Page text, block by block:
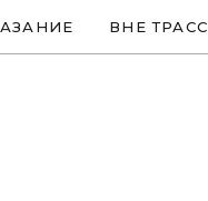
ВНЕ ТРАСС